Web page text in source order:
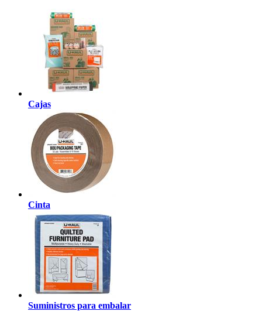
Cajas
Cinta
Suministros para embalar